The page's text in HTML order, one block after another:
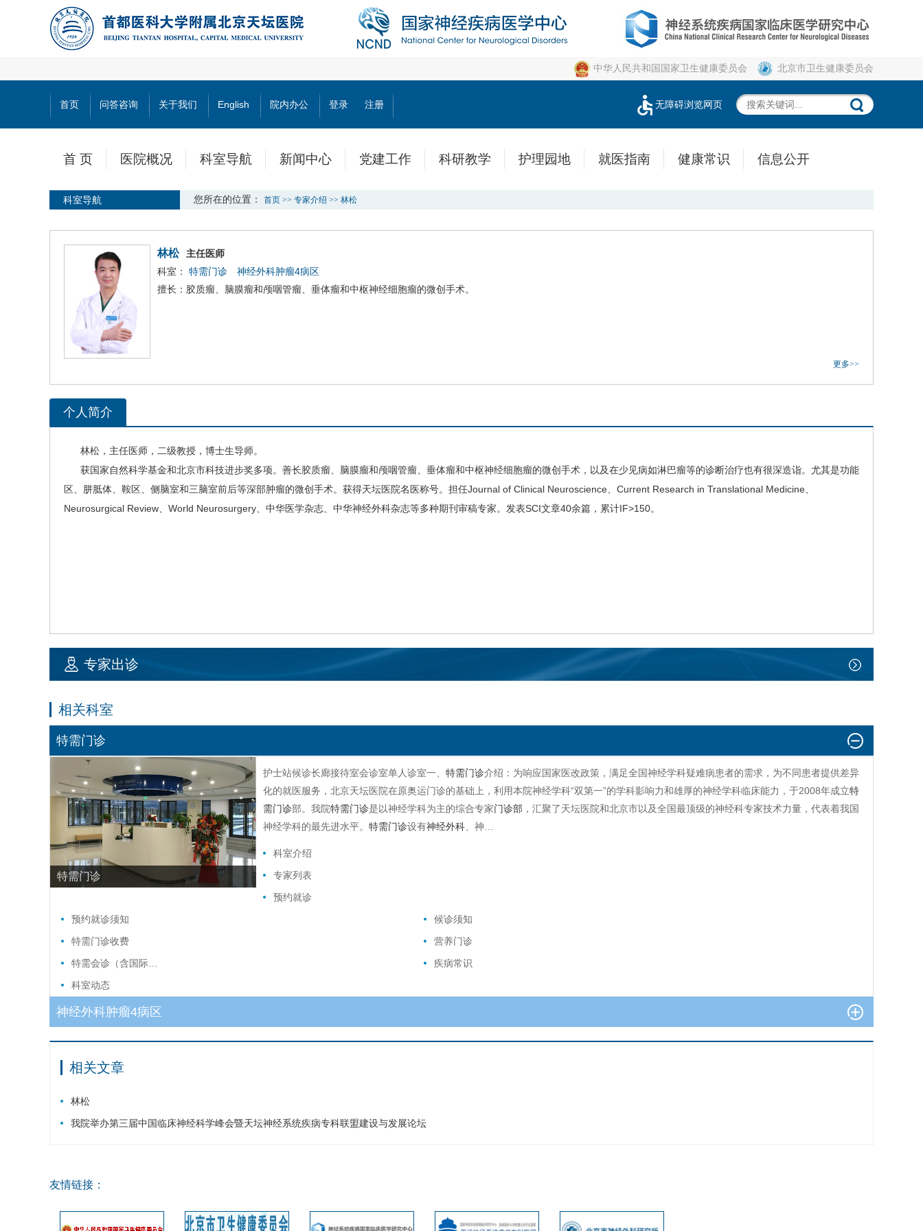
中华人民共和国国家卫生健康委员会 北京市卫生健康委员会
首页 问答咨询 关于我们 English 院内办公 登录 注册 无障碍浏览网页
首 页 医院概况 科室导航 新闻中心 党建工作 科研教学 护理园地 就医指南 健康常识 信息公开
您所在的位置： 首页 >> 专家介绍 >> 林松
科室导航
林松
主任医师
科室： 特需门诊
神经外科肿瘤4病区
擅长：胶质瘤、脑膜瘤和颅咽管瘤、垂体瘤和中枢神经细胞瘤的微创手术。
更多>>
个人简介
林松 ，主任医师，二级教授，博士生导师。
获国家自然科学基金和北京市科技进步奖多项。善长胶质瘤、脑膜瘤和颅咽管瘤、垂体瘤和中枢神经细胞瘤的微创手术，以及在少见病如淋巴瘤等的诊断治疗也有很深造诣。尤其是功能
区、胼胝体、鞍区、侧脑室和三脑室前后等深部肿瘤的微创手术。获得天坛医院名医称号。担任Journal of Clinical Neuroscience、Current Research in Translational Medicine、
Neurosurgical Review、World Neurosurgery、中华医学杂志、中华神经外科杂志等多种期刊审稿专家。发表SCI文章40余篇，累计IF>150。
专家出诊
相关科室
特需门诊
特需门诊
护士站候诊长廊接待室会诊室单人诊室一、 特需门诊介绍：为响应国家医改政策，满足全国神经学科疑难病患者的需求，为不同患者提供差异
化的就医服务，北京天坛医院在原奥运门诊的基础上，利用本院神经学科“双第一”的学科影响力和雄厚的神经学科临床能力，于2008年成立特
需门诊部。我院特需门诊是以神经学科为主的综合专家门诊部 ，汇聚了天坛医院和北京市以及全国最顶级的神经科专家技术力量，代表着我国
神经学科的最先进水平。 特需门诊设有神经外科 、神…
科室介绍
专家列表
预约就诊
预约就诊须知
候诊须知
特需门诊收费
营养门诊
特需会诊（含国际…
疾病常识
科室动态
神经外科肿瘤4病区
相关文章
林松
我院举办第三届中国临床神经科学峰会暨天坛神经系统疾病专科联盟建设与发展论坛
友情链接：